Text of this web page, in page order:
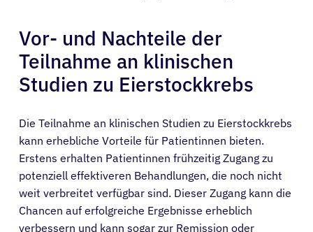
Vor- und Nachteile der
Teilnahme an klinischen
Studien zu Eierstockkrebs
Die Teilnahme an klinischen Studien zu Eierstockkrebs
kann erhebliche Vorteile für Patientinnen bieten.
Erstens erhalten Patientinnen frühzeitig Zugang zu
potenziell effektiveren Behandlungen, die noch nicht
weit verbreitet verfügbar sind. Dieser Zugang kann die
Chancen auf erfolgreiche Ergebnisse erheblich
verbessern und kann sogar zur Remission oder